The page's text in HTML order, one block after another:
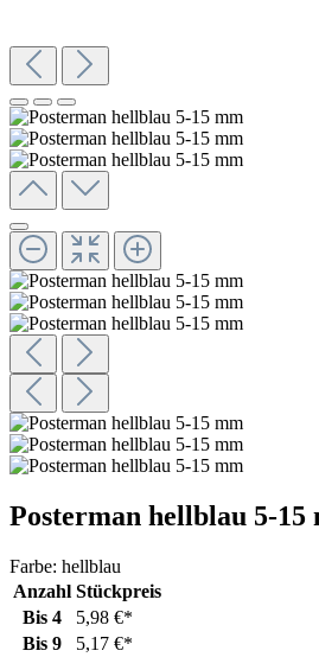
Posterman hellblau 5-15
Farbe: hellblau
Anzahl Stückpreis
Bis 4
5,98 €*
Bis 9
5,17 €*